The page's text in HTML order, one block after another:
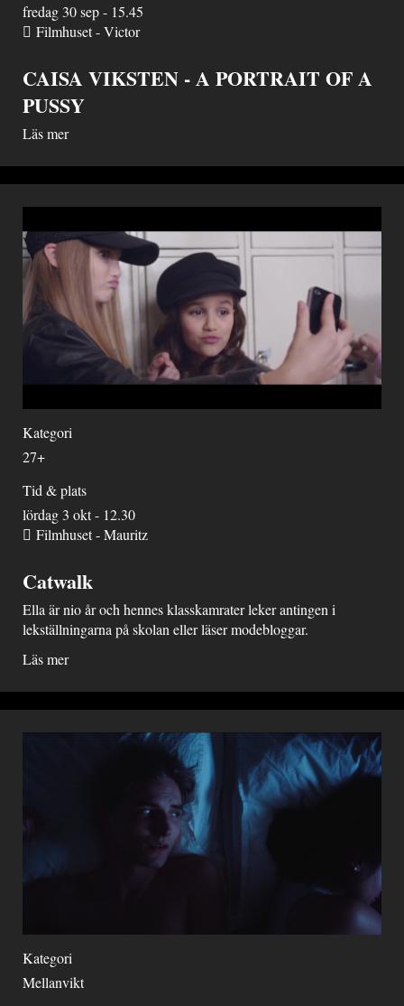
fredag 30 sep - 15.45
Filmhuset - Victor
CAISA VIKSTEN - A PORTRAIT OF A
PUSSY
Läs mer
Kategori
27+
Tid & plats
lördag 3 okt - 12.30
Filmhuset - Mauritz
Catwalk
Ella är nio år och hennes klasskamrater leker antingen i
lekställningarna på skolan eller läser modebloggar.
Läs mer
Kategori
Mellanvikt